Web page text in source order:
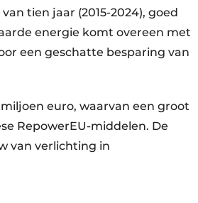
tien jaar (2015-2024), goed
energie komt overeen met
een geschatte besparing van
euro, waarvan een groot
RepowerEU-middelen. De
van verlichting in